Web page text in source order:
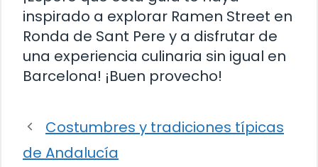
inspirado a explorar Ramen Street en
Ronda de Sant Pere y a disfrutar de
una experiencia culinaria sin igual en
Barcelona! ¡Buen provecho!
Costumbres y tradiciones típicas
de Andalucía